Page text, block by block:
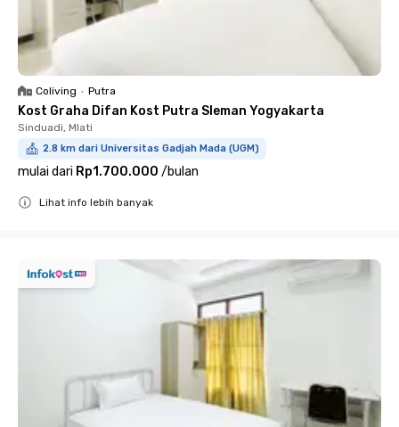
Coliving • Putra
Kost Graha Difan Kost Putra Sleman Yogyakarta
Sinduadi, Mlati
2.8 km dari Universitas Gadjah Mada (UGM)
mulai dari Rp1.700.000 /bulan
Lihat info lebih banyak